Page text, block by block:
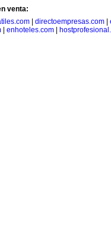
venta:
directoempresas.com
enhoteles.com